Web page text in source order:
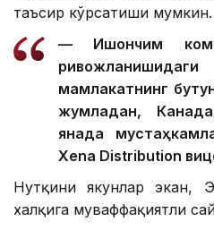
таъсир кўрсатиши мумкин.
— Ишончим
мамлакатнинг
жумладан,
янада
Xena Distribution
Нутқини якунлар экан,
халқига муваффақиятли